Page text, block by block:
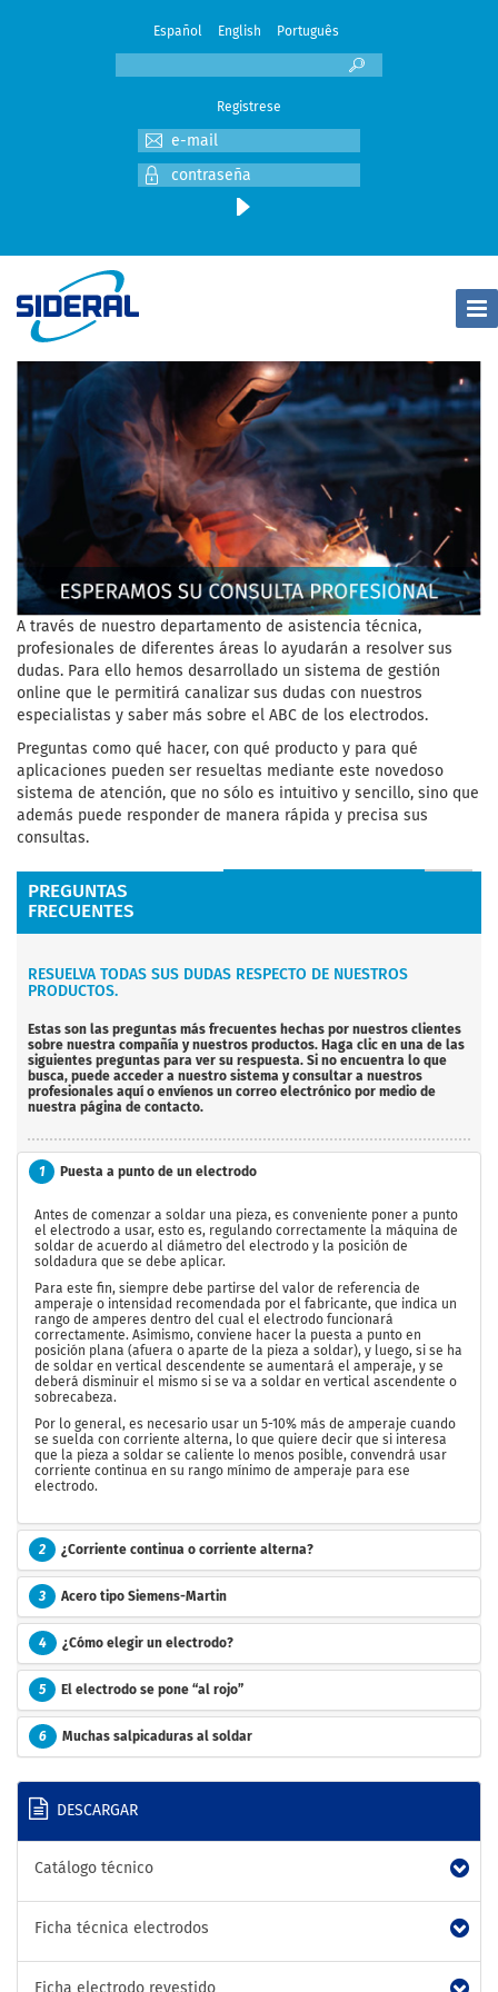
Español English Português
Registrese
A través de nuestro departamento de asistencia técnica,
profesionales de diferentes áreas lo ayudarán a resolver sus
dudas. Para ello hemos desarrollado un sistema de gestión
online que le permitirá canalizar sus dudas con nuestros
especialistas y saber más sobre el ABC de los electrodos.
Preguntas como qué hacer, con qué producto y para qué
aplicaciones pueden ser resueltas mediante este novedoso
sistema de atención, que no sólo es intuitivo y sencillo, sino que
además puede responder de manera rápida y precisa sus
consultas.
PREGUNTAS
FRECUENTES
RESUELVA TODAS SUS DUDAS RESPECTO DE NUESTROS
PRODUCTOS.
Estas son las preguntas más frecuentes hechas por nuestros clientes
sobre nuestra compañía y nuestros productos. Haga clic en una de las
siguientes preguntas para ver su respuesta. Si no encuentra lo que
busca, puede acceder a nuestro sistema y consultar a nuestros
profesionales aquí o envíenos un correo electrónico por medio de
nuestra página de contacto.
1 Puesta a punto de un electrodo
Antes de comenzar a soldar una pieza, es conveniente poner a punto
el electrodo a usar, esto es, regulando correctamente la máquina de
soldar de acuerdo al diámetro del electrodo y la posición de
soldadura que se debe aplicar.
Para este fin, siempre debe partirse del valor de referencia de
amperaje o intensidad recomendada por el fabricante, que indica un
rango de amperes dentro del cual el electrodo funcionará
correctamente. Asimismo, conviene hacer la puesta a punto en
posición plana (afuera o aparte de la pieza a soldar), y luego, si se ha
de soldar en vertical descendente se aumentará el amperaje, y se
deberá disminuir el mismo si se va a soldar en vertical ascendente o
sobrecabeza.
Por lo general, es necesario usar un 5-10% más de amperaje cuando
se suelda con corriente alterna, lo que quiere decir que si interesa
que la pieza a soldar se caliente lo menos posible, convendrá usar
corriente continua en su rango mínimo de amperaje para ese
electrodo.
2 ¿Corriente continua o corriente alterna?
3 Acero tipo Siemens-Martin
4 ¿Cómo elegir un electrodo?
5 El electrodo se pone “al rojo”
6 Muchas salpicaduras al soldar
DESCARGAR
Catálogo técnico
Ficha técnica electrodos
Ficha electrodo revestido